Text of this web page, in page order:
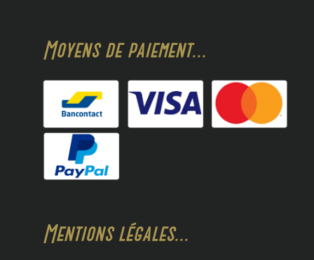
Moyens de paiement...
Mentions légales...